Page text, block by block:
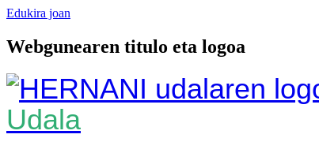
Edukira joan
Webgunearen titulo eta logoa
Udala